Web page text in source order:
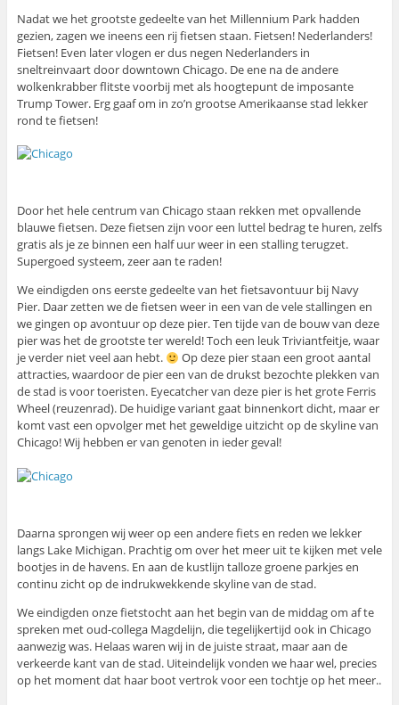
Nadat we het grootste gedeelte van het Millennium Park hadden
gezien, zagen we ineens een rij fietsen staan. Fietsen! Nederlanders!
Fietsen! Even later vlogen er dus negen Nederlanders in
sneltreinvaart door downtown Chicago. De ene na de andere
wolkenkrabber flitste voorbij met als hoogtepunt de imposante
Trump Tower. Erg gaaf om in zo’n grootse Amerikaanse stad lekker
rond te fietsen!
Door het hele centrum van Chicago staan rekken met opvallende
blauwe fietsen. Deze fietsen zijn voor een luttel bedrag te huren, zelfs
gratis als je ze binnen een half uur weer in een stalling terugzet.
Supergoed systeem, zeer aan te raden!
We eindigden ons eerste gedeelte van het fietsavontuur bij Navy
Pier. Daar zetten we de fietsen weer in een van de vele stallingen en
we gingen op avontuur op deze pier. Ten tijde van de bouw van deze
pier was het de grootste ter wereld! Toch een leuk Triviantfeitje, waar
je verder niet veel aan hebt.
Op deze pier staan een groot aantal
attracties, waardoor de pier een van de drukst bezochte plekken van
de stad is voor toeristen. Eyecatcher van deze pier is het grote Ferris
Wheel (reuzenrad). De huidige variant gaat binnenkort dicht, maar er
komt vast een opvolger met het geweldige uitzicht op de skyline van
Chicago! Wij hebben er van genoten in ieder geval!
Daarna sprongen wij weer op een andere fiets en reden we lekker
langs Lake Michigan. Prachtig om over het meer uit te kijken met vele
bootjes in de havens. En aan de kustlijn talloze groene parkjes en
continu zicht op de indrukwekkende skyline van de stad.
We eindigden onze fietstocht aan het begin van de middag om af te
spreken met oud-collega Magdelijn, die tegelijkertijd ook in Chicago
aanwezig was. Helaas waren wij in de juiste straat, maar aan de
verkeerde kant van de stad. Uiteindelijk vonden we haar wel, precies
op het moment dat haar boot vertrok voor een tochtje op het meer..